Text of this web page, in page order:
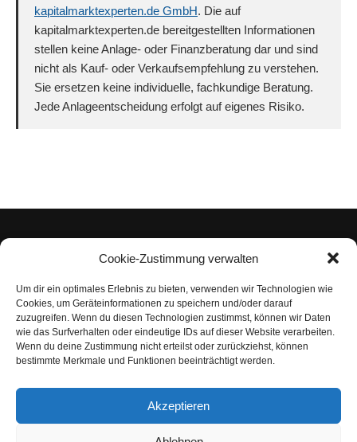
Cookie-Zustimmung verwalten
Um dir ein optimales Erlebnis zu bieten, verwenden wir Technologien wie
Cookies, um Geräteinformationen zu speichern und/oder darauf
zuzugreifen. Wenn du diesen Technologien zustimmst, können wir Daten
wie das Surfverhalten oder eindeutige IDs auf dieser Website verarbeiten.
Wenn du deine Zustimmung nicht erteilst oder zurückziehst, können
bestimmte Merkmale und Funktionen beeinträchtigt werden.
Akzeptieren
kapitalmarktexperten.de GmbH. Die auf
kapitalmarktexperten.de bereitgestellten Informationen
stellen keine Anlage- oder Finanzberatung dar und sind
nicht als Kauf- oder Verkaufsempfehlung zu verstehen.
Sie ersetzen keine individuelle, fachkundige Beratung.
Jede Anlageentscheidung erfolgt auf eigenes Risiko.
Impressum
Datenschutzerklärung
Nutzungsbedingungen | Haftungsausschluss
AGB